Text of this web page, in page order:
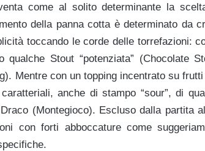
come al solito determinante la
della panna cotta è determinato da
toccando le corde delle torrefazioni:
Stout “potenziata” (Chocolate
Mentre con un topping incentrato su
anche di stampo “sour”, di
(Montegioco). Escluso dalla partita
con forti abboccature come